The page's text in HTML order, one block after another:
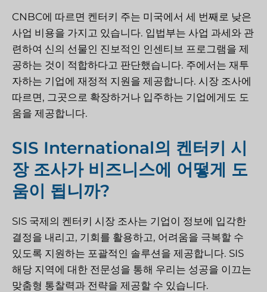
CNBC에 따르면 켄터키 주는 미국에서 세 번째로 낮은
사업 비용을 가지고 있습니다. 입법부는 사업 과세와 관
련하여 신의 선물인 진보적인 인센티브 프로그램을 제
공하는 것이 적합하다고 판단했습니다. 주에서는 재투
자하는 기업에 재정적 지원을 제공합니다. 시장 조사에
따르면, 그곳으로 확장하거나 입주하는 기업에게도 도
움을 제공합니다.
SIS International의 켄터키 시
장 조사가 비즈니스에 어떻게 도
움이 됩니까?
SIS 국제의 켄터키 시장 조사는 기업이 정보에 입각한
결정을 내리고, 기회를 활용하고, 어려움을 극복할 수
있도록 지원하는 포괄적인 솔루션을 제공합니다. SIS
해당 지역에 대한 전문성을 통해 우리는 성공을 이끄는
맞춤형 통찰력과 전략을 제공할 수 있습니다.